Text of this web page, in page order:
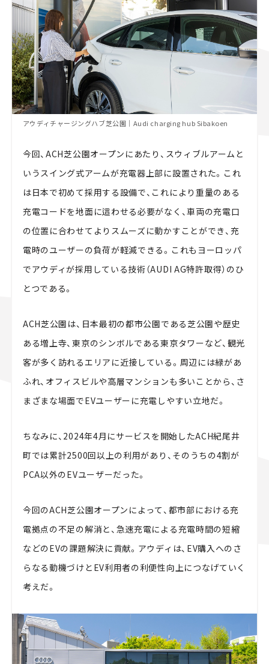
アウディチャージングハブ芝公園｜Audi charging hub Sibakoen
今回、ACH芝公園オープンにあたり、スウィブルアームと
いうスイング式アームが充電器上部に設置された。これ
は日本で初めて採用する設備で、これにより重量のある
充電コードを地面に這わせる必要がなく、車両の充電口
の位置に合わせてよりスムーズに動かすことができ、充
電時のユーザーの負荷が軽減できる。これもヨーロッパ
でアウディが採用している技術（AUDI AG特許取得）のひ
とつである。
ACH芝公園は、日本最初の都市公園である芝公園や歴史
ある増上寺、東京のシンボルである東京タワーなど、観光
客が多く訪れるエリアに近接している。周辺には緑があ
ふれ、オフィスビルや高層マンションも多いことから、さ
まざまな場面でEVユーザーに充電しやすい立地だ。
ちなみに、2024年4月にサービスを開始したACH紀尾井
町では累計2500回以上の利用があり、そのうちの4割が
PCA以外のEVユーザーだった。
今回のACH芝公園オープンによって、都市部における充
電拠点の不足の解消と、急速充電による充電時間の短縮
などのEVの課題解決に貢献。アウディは、EV購入へのさ
らなる動機づけとEV利用者の利便性向上につなげていく
考えだ。